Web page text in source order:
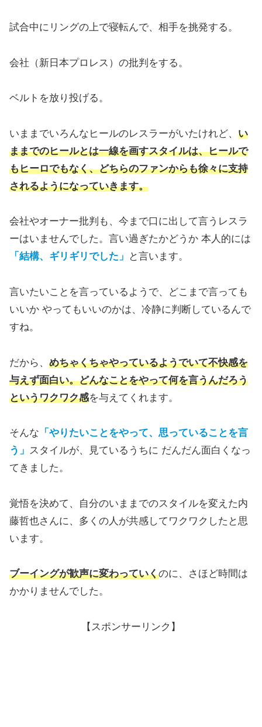
試合中にリングの上で寝転んで、相手を挑発する。
会社（新日本プロレス）の批判をする。
ベルトを放り投げる。
いままでいろんなヒールのレスラーがいたけれど、 い
ままでのヒールとは一線を画すスタイルは、ヒールで
もヒーロでもなく、どちらのファンからも徐々に支持
されるようになっていきます。
会社やオーナー批判も、今まで口に出して言うレスラ
ーはいませんでした。言い過ぎたかどうか 本人的には
「結構、ギリギリでした」
と言います。
言いたいことを言っているようで、どこまで言っても
いいか やってもいいのかは、冷静に判断しているんで
すね。
だから、 めちゃくちゃやっているようでいて不快感を
与えず面白い。どんなことをやって何を言うんだろう
というワクワク感を与えてくれます。
そんな 「やりたいことをやって、思っていることを言
う」 スタイルが、見ているうちに だんだん面白くなっ
てきました。
覚悟を決めて、自分のいままでのスタイルを変えた内
藤哲也さんに、多くの人が共感してワクワクしたと思
います。
ブーイングが歓声に変わっていくのに、さほど時間は
かかりませんでした。
【スポンサーリンク】